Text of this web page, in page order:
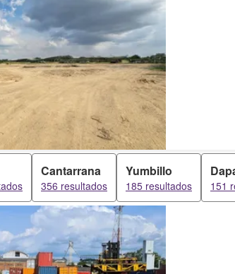
Cantarrana
356 resultados
Yumbillo
185 resultados 151